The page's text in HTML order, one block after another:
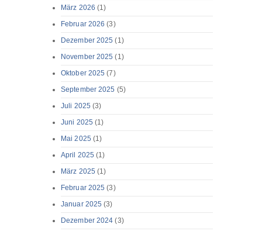
März 2026 (1)
Februar 2026 (3)
Dezember 2025 (1)
November 2025 (1)
Oktober 2025 (7)
September 2025 (5)
Juli 2025 (3)
Juni 2025 (1)
Mai 2025 (1)
April 2025 (1)
März 2025 (1)
Februar 2025 (3)
Januar 2025 (3)
Dezember 2024 (3)